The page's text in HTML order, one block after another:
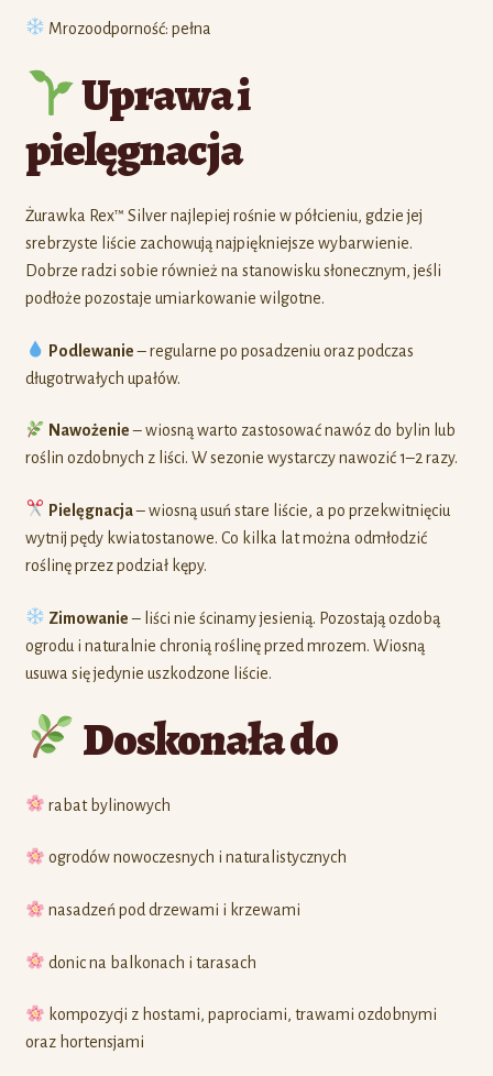
Mrozoodporność: pełna
Uprawa i
pielęgnacja
Żurawka Rex™ Silver najlepiej rośnie w półcieniu, gdzie jej
srebrzyste liście zachowują najpiękniejsze wybarwienie.
Dobrze radzi sobie również na stanowisku słonecznym, jeśli
podłoże pozostaje umiarkowanie wilgotne.
Podlewanie– regularne po posadzeniu oraz podczas
długotrwałych upałów.
Nawożenie– wiosną warto zastosować nawóz do bylin lub
roślin ozdobnych z liści. W sezonie wystarczy nawozić 1–2 razy.
Pielęgnacja– wiosną usuń stare liście, a po przekwitnięciu
wytnij pędy kwiatostanowe. Co kilka lat można odmłodzić
roślinę przez podział kępy.
Zimowanie– liści nie ścinamy jesienią. Pozostają ozdobą
ogrodu i naturalnie chronią roślinę przed mrozem. Wiosną
usuwa się jedynie uszkodzone liście.
Doskonała do
rabat bylinowych
ogrodów nowoczesnych i naturalistycznych
nasadzeń pod drzewami i krzewami
donic na balkonach i tarasach
kompozycji z hostami, paprociami, trawami ozdobnymi
oraz hortensjami